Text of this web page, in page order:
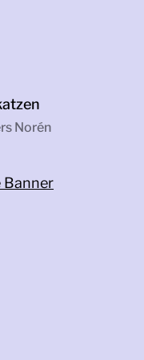
Norén
Banner